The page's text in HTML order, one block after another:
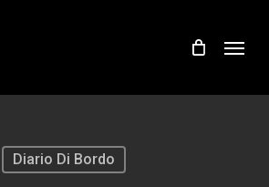
Diario Di Bordo